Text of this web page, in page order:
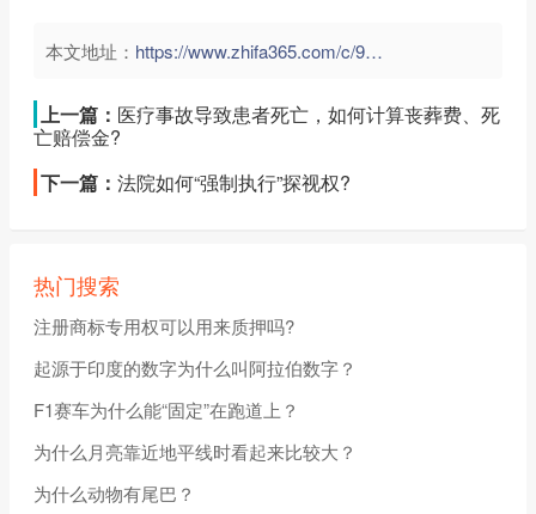
本文地址： https://www.zhifa365.com/c/9tgVPybRT8UDF7c5">
上一篇： 医疗事故导致患者死亡，如何计算丧葬费、死
亡赔偿金?
下一篇： 法院如何“强制执行”探视权?
热门搜索
注册商标专用权可以用来质押吗?
起源于印度的数字为什么叫阿拉伯数字？
F1赛车为什么能“固定”在跑道上？
为什么月亮靠近地平线时看起来比较大？
为什么动物有尾巴？